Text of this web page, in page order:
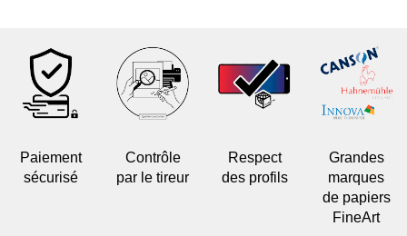
Paiement
sécurisé
Contrôle
par le tireur
Respect
des profils
Grandes
marques
de papiers
FineArt